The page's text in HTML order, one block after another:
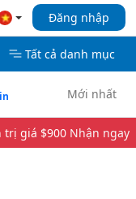
Đăng nhập
Tất cả danh mục
Mới nhất
trị giá $900 Nhận ngay